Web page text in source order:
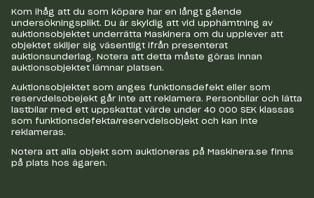
Kom ihåg att du som köpare har en långt gående
undersökningsplikt. Du är skyldig att vid upphämtning av
auktionsobjektet underrätta Maskinera om du upplever att
objektet skiljer sig väsentligt ifrån presenterat
auktionsunderlag. Notera att detta måste göras innan
auktionsobjektet lämnar platsen.
Auktionsobjektet som anges funktionsdefekt eller som
reservdelsobejekt går inte att reklamera. Personbilar och lätta
lastbilar med ett uppskattat värde under 40 000 SEK klassas
som funktionsdefekta/reservdelsobjekt och kan inte
reklameras.
Notera att alla objekt som auktioneras på Maskinera.se finns
på plats hos ägaren.